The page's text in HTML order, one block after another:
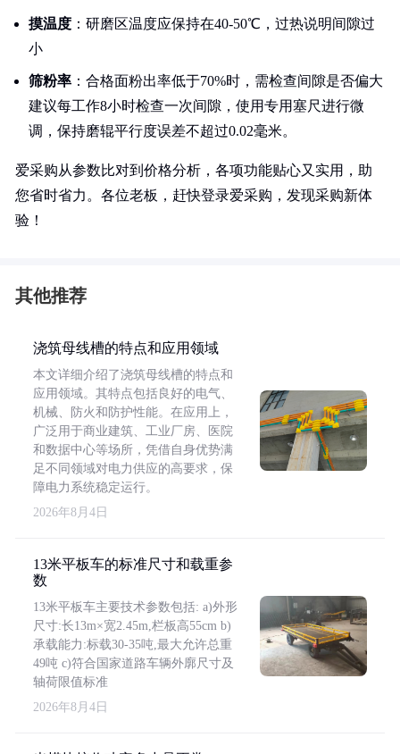
摸温度 ：研磨区温度应保持在40-50℃，过热说明间隙过
小
筛粉率 ：合格面粉出率低于70%时，需检查间隙是否偏大
建议每工作8小时检查一次间隙，使用专用塞尺进行微
调，保持磨辊平行度误差不超过0.02毫米。
爱采购从参数比对到价格分析，各项功能贴心又实用，助
您省时省力。各位老板，赶快登录爱采购，发现采购新体
验！
其他推荐
浇筑母线槽的特点和应用领域
本文详细介绍了浇筑母线槽的特点和
应用领域。其特点包括良好的电气、
机械、防火和防护性能。在应用上，
广泛用于商业建筑、工业厂房、医院
和数据中心等场所，凭借自身优势满
足不同领域对电力供应的高要求，保
障电力系统稳定运行。
2026年8月4日
13米平板车的标准尺寸和载重参
数
13米平板车主要技术参数包括: a)外形
尺寸:长13m×宽2.45m,栏板高55cm b)
承载能力:标载30-35吨,最大允许总重
49吨 c)符合国家道路车辆外廓尺寸及
轴荷限值标准
2026年8月4日